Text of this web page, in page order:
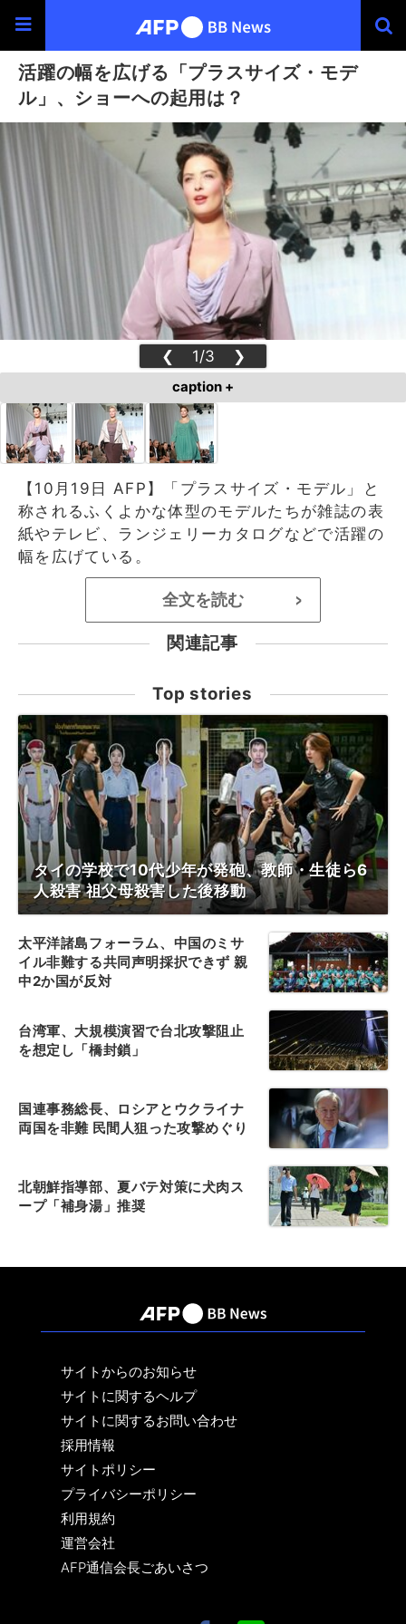
活躍の幅を広げる「プラスサイズ・モデ
ル」、ショーへの起用は？
❮ 1/3 ❯
caption +
【10月19日 AFP】「プラスサイズ・モデル」と
称されるふくよかな体型のモデルたちが雑誌の表
紙やテレビ、ランジェリーカタログなどで活躍の
幅を広げている。
全文を読む >
関連記事
Top stories
タイの学校で10代少年が発砲、教師・生徒ら6
人殺害 祖父母殺害した後移動
太平洋諸島フォーラム、中国のミサ
イル非難する共同声明採択できず 親
中2か国が反対
台湾軍、大規模演習で台北攻撃阻止
を想定し「橋封鎖」
国連事務総長、ロシアとウクライナ
両国を非難 民間人狙った攻撃めぐり
北朝鮮指導部、夏バテ対策に犬肉ス
ープ「補身湯」推奨
サイトからのお知らせ
サイトに関するヘルプ
サイトに関するお問い合わせ
採用情報
サイトポリシー
プライバシーポリシー
利用規約
運営会社
AFP通信会長ごあいさつ